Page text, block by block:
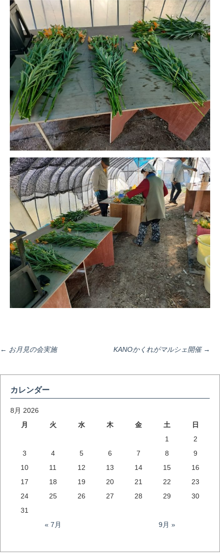
投
稿
ナ
ビ
ゲ
ー
← お月見の会実施 KANOかくれがマルシェ開催 →
カレンダー
8月 2026
月
火 水 木 金 土
日
1
2
3
4 5 6 7 8
9
10
11 12 13 14 15
16
17
18 19 20 21 22
23
24
25 26 27 28 29
30
31
« 7月
9月 »